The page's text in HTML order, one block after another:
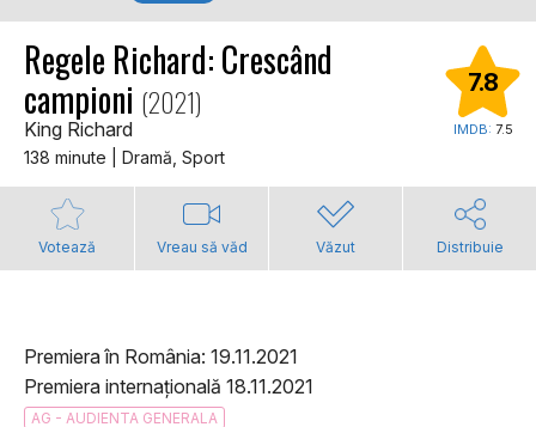
Regele Richard: Crescând
campioni (2021)
King Richard
138 minute | Dramă, Sport
7.8
IMDB: 7.5
Votează Vreau să văd Văzut Distribuie
Premiera în România: 19.11.2021
Premiera internațională 18.11.2021
AG - AUDIENTA GENERALA